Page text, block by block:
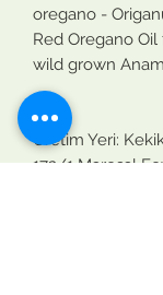
oregano -
Red Oregano
wild grown
Üretim Yeri:
172/1 Mareşal